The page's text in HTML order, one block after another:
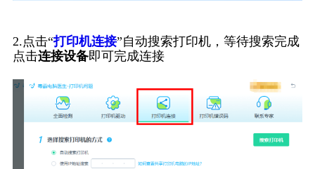
2.点击“打印机连接”自动搜索打印机，等待搜索完成
点击连接设备即可完成连接